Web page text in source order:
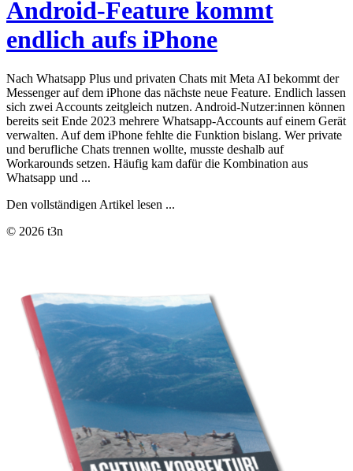
Android-Feature kommt
endlich aufs iPhone
Nach Whatsapp Plus und privaten Chats mit Meta AI bekommt der
Messenger auf dem iPhone das nächste neue Feature. Endlich lassen
sich zwei Accounts zeitgleich nutzen. Android-Nutzer:innen können
bereits seit Ende 2023 mehrere Whatsapp-Accounts auf einem Gerät
verwalten. Auf dem iPhone fehlte die Funktion bislang. Wer private
und berufliche Chats trennen wollte, musste deshalb auf
Workarounds setzen. Häufig kam dafür die Kombination aus
Whatsapp und ...
Den vollständigen Artikel lesen ...
© 2026 t3n